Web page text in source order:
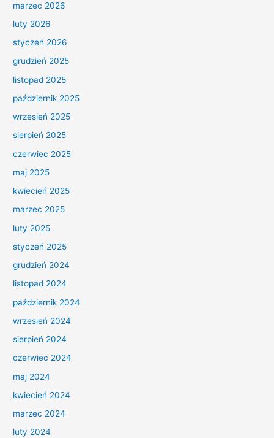
marzec 2026
luty 2026
styczeń 2026
grudzień 2025
listopad 2025
październik 2025
wrzesień 2025
sierpień 2025
czerwiec 2025
maj 2025
kwiecień 2025
marzec 2025
luty 2025
styczeń 2025
grudzień 2024
listopad 2024
październik 2024
wrzesień 2024
sierpień 2024
czerwiec 2024
maj 2024
kwiecień 2024
marzec 2024
luty 2024